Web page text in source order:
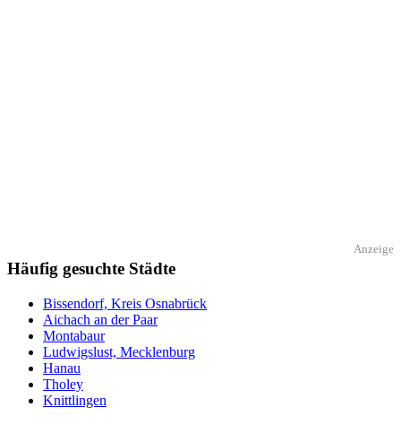
Anzeige
Häufig gesuchte Städte
Bissendorf, Kreis Osnabrück
Aichach an der Paar
Montabaur
Ludwigslust, Mecklenburg
Hanau
Tholey
Knittlingen